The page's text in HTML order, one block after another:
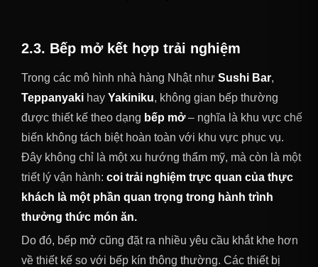
2.3. Bếp mở kết hợp trải nghiệm
Trong các mô hình nhà hàng Nhật như Sushi Bar,
Teppanyaki hay Yakiniku, không gian bếp thường
được thiết kế theo dạng bếp mở– nghĩa là khu vực chế
biến không tách biệt hoàn toàn với khu vực phục vụ.
Đây không chỉ là một xu hướng thẩm mỹ, mà còn là một
triết lý vận hành: coi trải nghiệm trực quan của thực
khách là một phần quan trọng trong hành trình
thưởng thức món ăn.
Do đó, bếp mở cũng đặt ra nhiều yêu cầu khắt khe hơn
về thiết kế so với bếp kín thông thường. Các thiết bị